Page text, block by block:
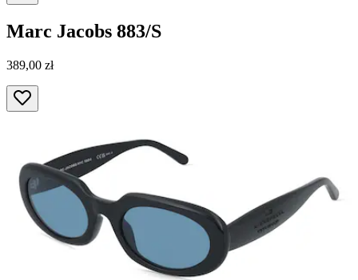
Marc Jacobs 883/S
389,00 zł